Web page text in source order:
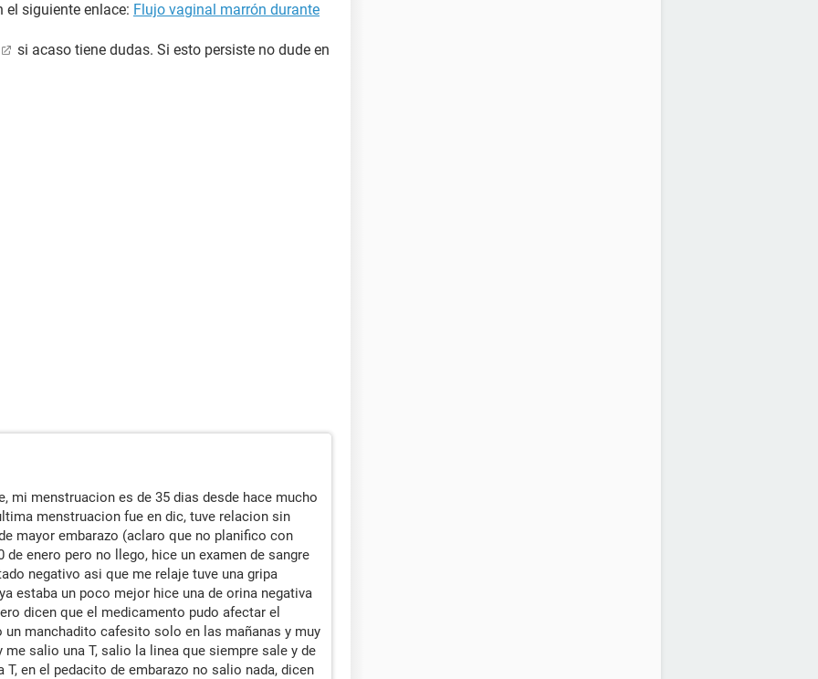
el siguiente enlace: Flujo vaginal marrón durante
si acaso tiene dudas. Si esto persiste no dude en
mi menstruacion es de 35 dias desde hace mucho
menstruacion fue en dic, tuve relacion sin
mayor embarazo (aclaro que no planifico con
enero pero no llego, hice un examen de sangre
negativo asi que me relaje tuve una gripa
estaba un poco mejor hice una de orina negativa
dicen que el medicamento pudo afectar el
un manchadito cafesito solo en las mañanas y muy
salio una T, salio la linea que siempre sale y de
en el pedacito de embarazo no salio nada, dicen